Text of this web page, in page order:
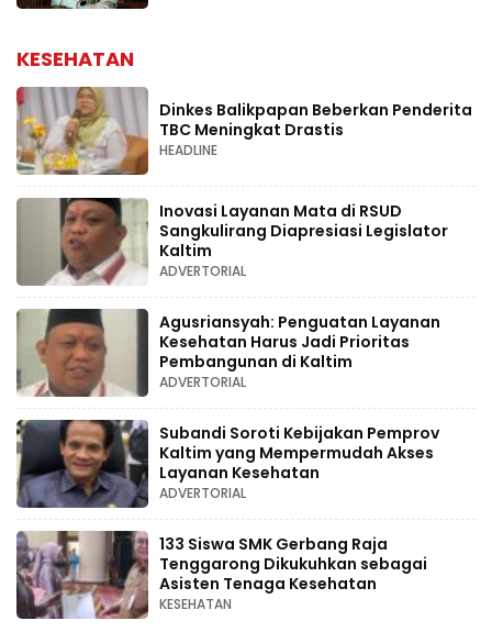
KESEHATAN
Dinkes Balikpapan Beberkan Penderita
TBC Meningkat Drastis
HEADLINE
Inovasi Layanan Mata di RSUD
Sangkulirang Diapresiasi Legislator
Kaltim
ADVERTORIAL
Agusriansyah: Penguatan Layanan
Kesehatan Harus Jadi Prioritas
Pembangunan di Kaltim
ADVERTORIAL
Subandi Soroti Kebijakan Pemprov
Kaltim yang Mempermudah Akses
Layanan Kesehatan
ADVERTORIAL
133 Siswa SMK Gerbang Raja
Tenggarong Dikukuhkan sebagai
Asisten Tenaga Kesehatan
KESEHATAN